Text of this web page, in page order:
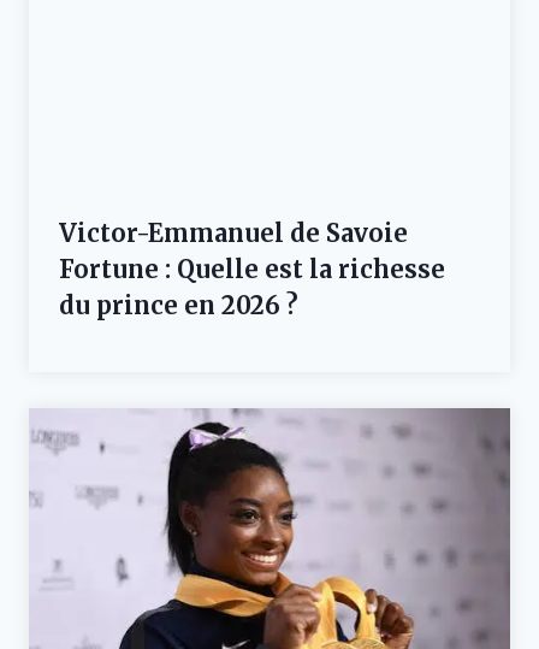
Victor-Emmanuel de Savoie
Fortune : Quelle est la richesse
du prince en 2026 ?